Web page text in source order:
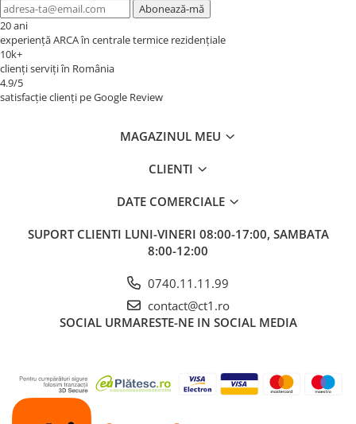
Abonează-mă
20 ani
experiență ARCA în centrale termice rezidențiale
10k+
clienți serviți în România
4.9/5
satisfacție clienți pe Google Review
MAGAZINUL MEU
CLIENTI
DATE COMERCIALE
SUPORT CLIENTI LUNI-VINERI 08:00-17:00, SAMBATA
8:00-12:00
0740.11.11.99
contact@ct1.ro
SOCIAL URMARESTE-NE IN SOCIAL MEDIA